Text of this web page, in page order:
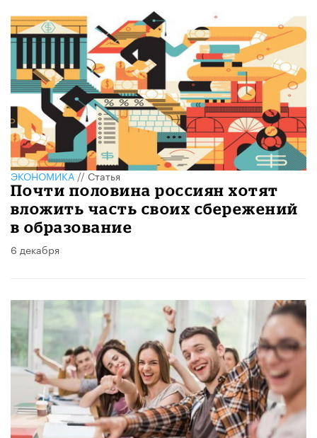
ЭКОНОМИКА//Статья
Почти половина россиян хотят
вложить часть своих сбережений
в образование
6 декабря